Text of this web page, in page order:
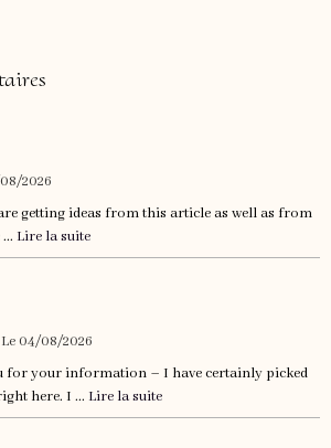
2026
getting ideas from this article as well as from
Lire la suite
Le 04/08/2026
for your information – I have certainly picked
here. I ... Lire la suite